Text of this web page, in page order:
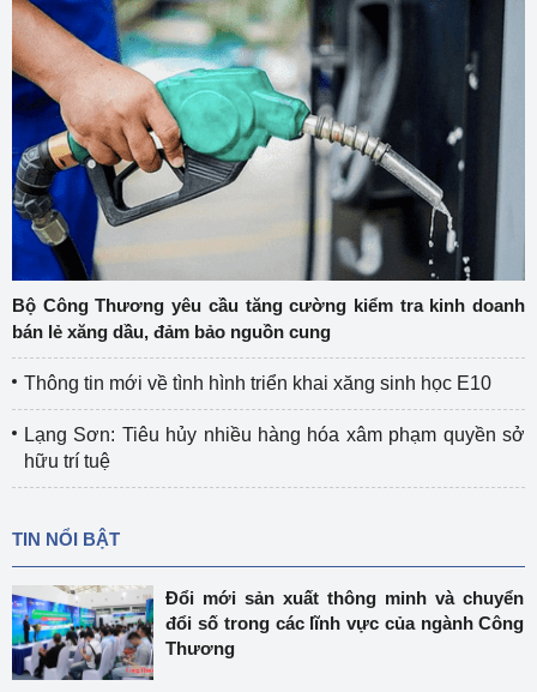
Bộ Công Thương yêu cầu tăng cường kiểm tra kinh doanh
bán lẻ xăng dầu, đảm bảo nguồn cung
Thông tin mới về tình hình triển khai xăng sinh học E10
Lạng Sơn: Tiêu hủy nhiều hàng hóa xâm phạm quyền sở
hữu trí tuệ
TIN NỔI BẬT
Đổi mới sản xuất thông minh và chuyển
đổi số trong các lĩnh vực của ngành Công
Thương